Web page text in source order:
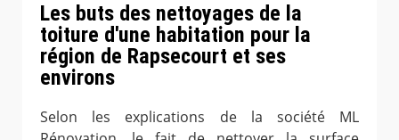
Les buts des nettoyages de la
toiture d'une habitation pour la
région de Rapsecourt et ses
environs
Selon les explications de la société ML